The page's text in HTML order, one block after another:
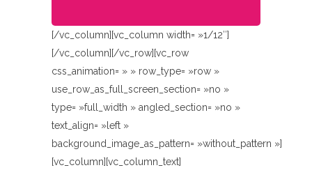
[/vc_column][vc_column width= »1/12″]
[/vc_column][/vc_row][vc_row
css_animation= » » row_type= »row »
use_row_as_full_screen_section= »no »
type= »full_width » angled_section= »no »
text_align= »left »
background_image_as_pattern= »without_pattern »]
[vc_column][vc_column_text]